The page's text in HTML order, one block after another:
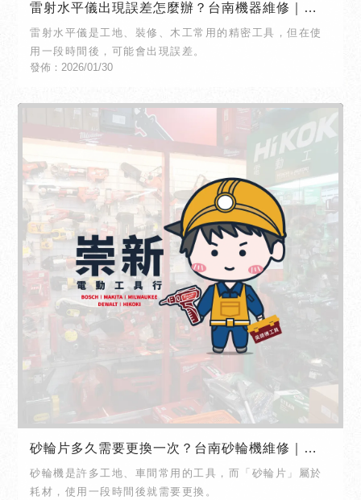
雷射水平儀出現誤差怎麼辦？台南機器維修｜北
區機器維修
發佈：2026/01/30
雷射水平儀是工地、裝修、木工常用的精密工具，但在使
用一段時間後，可能會出現誤差。
砂輪片多久需要更換一次？台南砂輪機維修｜北
區砂輪機維修
砂輪機是許多工地、車間常用的工具，而「砂輪片」屬於
耗材，使用一段時間後就需要更換。